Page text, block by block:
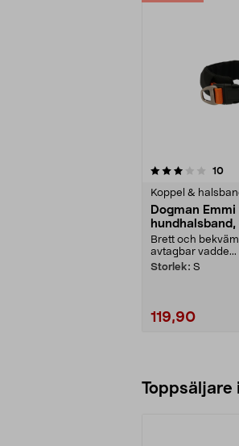
10
Koppel &
Dogman
XXL
Brett och
avtagbar vadde...
Storlek: S
119,90
4.0av 5
Toppsäljare